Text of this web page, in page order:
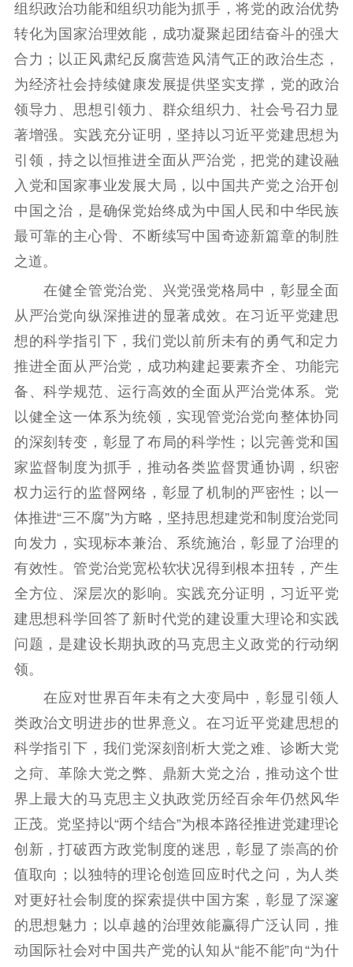
组织政治功能和组织功能为抓手，将党的政治优势
转化为国家治理效能，成功凝聚起团结奋斗的强大
合力；以正风肃纪反腐营造风清气正的政治生态，
为经济社会持续健康发展提供坚实支撑，党的政治
领导力、思想引领力、群众组织力、社会号召力显
著增强。实践充分证明，坚持以习近平党建思想为
引领，持之以恒推进全面从严治党，把党的建设融
入党和国家事业发展大局，以中国共产党之治开创
中国之治，是确保党始终成为中国人民和中华民族
最可靠的主心骨、不断续写中国奇迹新篇章的制胜
之道。
在健全管党治党、兴党强党格局中，彰显全面
从严治党向纵深推进的显著成效。在习近平党建思
想的科学指引下，我们党以前所未有的勇气和定力
推进全面从严治党，成功构建起要素齐全、功能完
备、科学规范、运行高效的全面从严治党体系。党
以健全这一体系为统领，实现管党治党向整体协同
的深刻转变，彰显了布局的科学性；以完善党和国
家监督制度为抓手，推动各类监督贯通协调，织密
权力运行的监督网络，彰显了机制的严密性；以一
体推进“三不腐”为方略，坚持思想建党和制度治党同
向发力，实现标本兼治、系统施治，彰显了治理的
有效性。管党治党宽松软状况得到根本扭转，产生
全方位、深层次的影响。实践充分证明，习近平党
建思想科学回答了新时代党的建设重大理论和实践
问题，是建设长期执政的马克思主义政党的行动纲
领。
在应对世界百年未有之大变局中，彰显引领人
类政治文明进步的世界意义。在习近平党建思想的
科学指引下，我们党深刻剖析大党之难、诊断大党
之疴、革除大党之弊、鼎新大党之治，推动这个世
界上最大的马克思主义执政党历经百余年仍然风华
正茂。党坚持以“两个结合”为根本路径推进党建理论
创新，打破西方政党制度的迷思，彰显了崇高的价
值取向；以独特的理论创造回应时代之问，为人类
对更好社会制度的探索提供中国方案，彰显了深邃
的思想魅力；以卓越的治理效能赢得广泛认同，推
动国际社会对中国共产党的认知从“能不能”向“为什